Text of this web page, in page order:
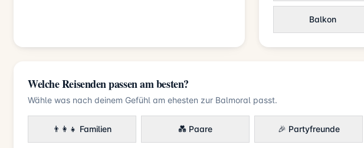
Balkon
Welche Reisenden passen am besten?
Wähle was nach deinem Gefühl am ehesten zur Balmoral passt.
👨‍👩‍👧 Familien 💑 Paare 🎉 Partyfreunde